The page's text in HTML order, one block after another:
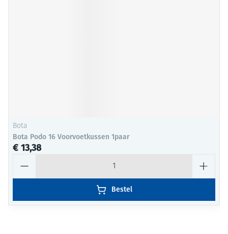
Bota
Bota Podo 16 Voorvoetkussen 1paar
€ 13,38
Bestel